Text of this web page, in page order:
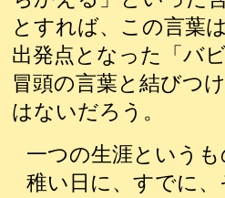
とすれば、この言葉
出発点となった「バ
冒頭の言葉と結びつ
はないだろう。
一つの生涯という
稚い日に、すでに